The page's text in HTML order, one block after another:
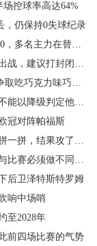
场控球率高达64%
，仍保持0失球纪录
名主力在替补席
建议打封闭被拒
巧克力味巧克力
降级判定他糟糕
冠对阵帕福斯
，结果攻了半场
必须做不同准备
后卫泽特斯特罗姆
响中场哨
至2028年
前四场比赛的气势